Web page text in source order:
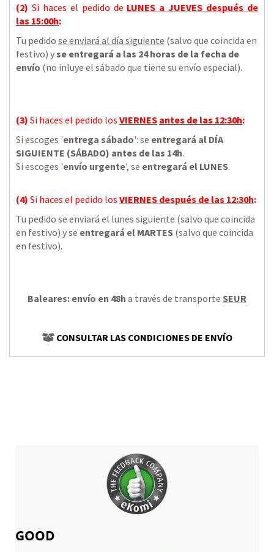
(2) Si haces el pedido de LUNES a JUEVES después de
las 15:00h:
Tu pedido se enviará al día siguiente (salvo que coincida en
festivo) yse entregará a las 24 horas de la fecha de
envío (no inluye el sábado que tiene su envío especial).
(3) Si haces el pedido los VIERNES antes de las 12:30h:
Si escoges 'entrega sábado': se entregará al DÍA
SIGUIENTE (SÁBADO) antes de las 14h.
Si escoges 'envío urgente', se entregará el LUNES.
(4) Si haces el pedido los VIERNES después de las 12:30h:
Tu pedido se enviará el lunes siguiente (salvo que coincida
en festivo) y se entregará el MARTES (salvo que coincida
en festivo).
Baleares: envío en 48h a través de transporte SEUR
CONSULTAR LAS CONDICIONES DE ENVÍO
GOOD